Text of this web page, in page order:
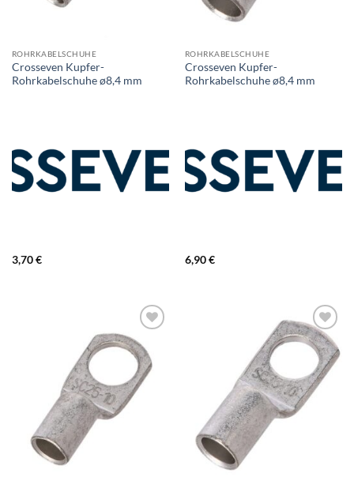
ROHRKABELSCHUHE
Crosseven Kupfer-
Rohrkabelschuhe ø8,4 mm
3,70€
ROHRKABELSCHUHE
Crosseven Kupfer-
Rohrkabelschuhe ø8,4 mm
6,90€